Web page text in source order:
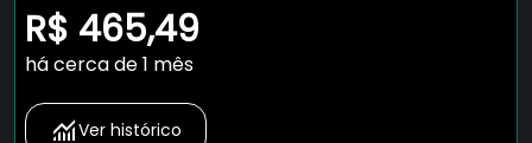
R$ 465,49
há cerca de 1 mês
Ver histórico